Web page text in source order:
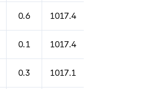
0.6 1017.4
0.1 1017.4
0.3 1017.1